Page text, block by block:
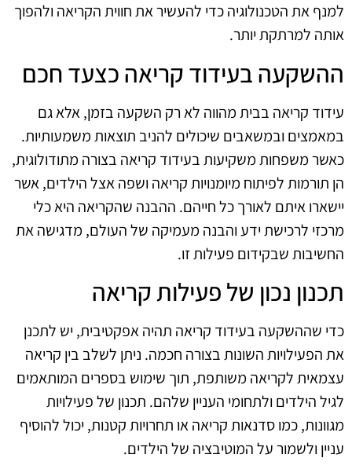
למנף את הטכנולוגיה כדי להעשיר את חווית הקריאה ולהפוך
אותה למרתקת יותר.
ההשקעה בעידוד קריאה כצעד חכם
עידוד קריאה בבית מהווה לא רק השקעה בזמן, אלא גם
במאמצים ובמשאבים שיכולים להניב תוצאות משמעותיות.
כאשר משפחות משקיעות בעידוד קריאה בצורה מתודולוגית,
הן תורמות לפיתוח מיומנויות קריאה ושפה אצל הילדים, אשר
יישארו איתם לאורך כל חייהם. ההבנה שהקריאה היא כלי
מרכזי לרכישת ידע והבנה מעמיקה של העולם, מדגישה את
החשיבות שבקידום פעילות זו.
תכנון נכון של פעילות קריאה
כדי שההשקעה בעידוד קריאה תהיה אפקטיבית, יש לתכנן
את הפעילויות השונות בצורה חכמה. ניתן לשלב בין קריאה
עצמאית לקריאה משותפת, תוך שימוש בספרים המותאמים
לגיל הילדים ולתחומי העניין שלהם. תכנון של פעילויות
מגוונות, כמו סדנאות קריאה או תחרויות קטנות, יכול להוסיף
עניין ולשמור על המוטיבציה של הילדים.